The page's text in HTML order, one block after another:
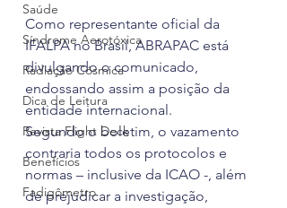
Saúde
Síndrome Aerotóxica
Radiação Cósmica
Dica de Leitura
Revista Flight Deck
Benefícios
Fadigômetro
Como representante oficial da
IFALPA no Brasil, ABRAPAC está
divulgando o comunicado,
endossando assim a posição da
entidade internacional.
Segundo o boletim, o vazamento
contraria todos os protocolos e
normas – inclusive da ICAO -, além
de prejudicar a investigação,